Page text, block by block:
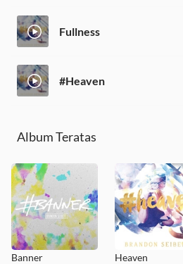
Fullness
#Heaven
Album Teratas
Banner Heaven